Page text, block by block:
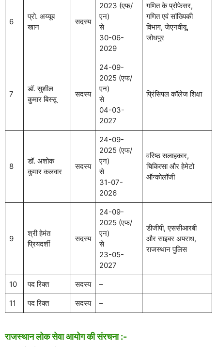
6
प्रो. अय्यूब
खान
सदस्य
2023 (एफ/
एन)
से
30-06-
2029
गणित के प्रोफेसर,
गणित एवं सांख्यिकी
विभाग, जेएनवीयू,
जोधपुर
7
डॉ. सुशील
कुमार बिस्सू
सदस्य
24-09-
2025 (एफ/
एन)
से
04-03-
2027
प्रिंसिपल कॉलेज शिक्षा
8
डॉ. अशोक
कुमार कलवार
सदस्य
24-09-
2025 (एफ/
एन)
से
31-07-
2026
वरिष्ठ सलाहकार,
चिकित्सा और हेमेटो
ऑन्कोलॉजी
9
श्री हेमंत
प्रियदर्शी
सदस्य
24-09-
2025 (एफ/
एन)
से
23-05-
2027
डीजीपी, एससीआरबी
और साइबर अपराध,
राजस्थान पुलिस
10 पद रिक्त सदस्य –
11 पद रिक्त सदस्य –
राजस्थान लोक सेवा आयोग की संरचना :-